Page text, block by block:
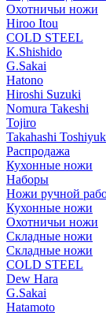
Охотничьи ножи
Hiroo Itou
COLD STEEL
K.Shishido
G.Sakai
Hatono
Hiroshi Suzuki
Nomura Takeshi
Tojiro
Takahashi
Распродажа
Кухонные ножи
Наборы
Ножи ручной
Кухонные ножи
Охотничьи ножи
Складные ножи
Складные ножи
COLD STEEL
Dew Hara
G.Sakai
Hatamoto